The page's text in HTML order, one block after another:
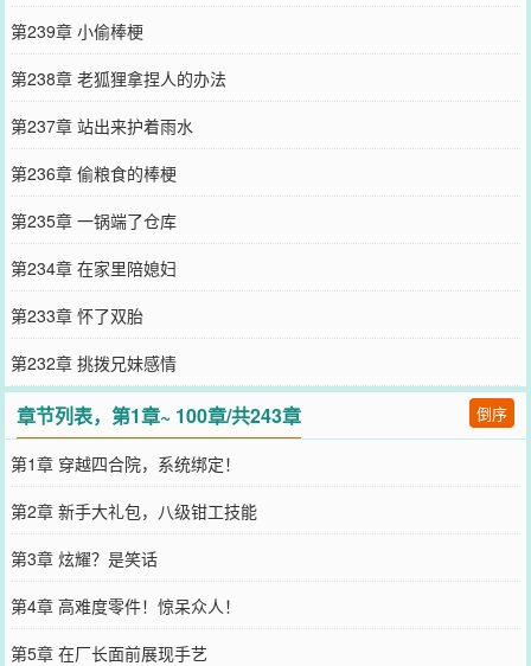
第239章 小偷棒梗
第238章 老狐狸拿捏人的办法
第237章 站出来护着雨水
第236章 偷粮食的棒梗
第235章 一锅端了仓库
第234章 在家里陪媳妇
第233章 怀了双胎
第232章 挑拨兄妹感情
章节列表，第1章~ 100章/共243章 倒序
第1章 穿越四合院，系统绑定！
第2章 新手大礼包，八级钳工技能
第3章 炫耀？是笑话
第4章 高难度零件！惊呆众人！
第5章 在厂长面前展现手艺